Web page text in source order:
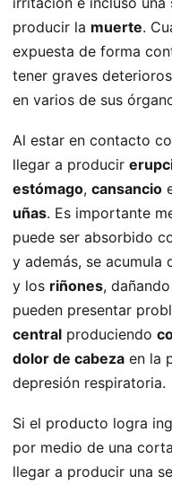
producir la muerte.
expuesta de forma
tener graves
en varios de sus
Al estar en contacto
llegar a producir
estómago, cansancio
uñas. Es importante
puede ser absorbido
y además, se acumula
y los riñones,
pueden presentar
central produciendo
dolor de cabeza en la
depresión respiratoria.
Si el producto logra
por medio de una
llegar a producir una